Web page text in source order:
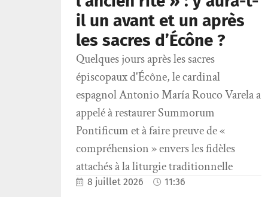
il un avant et un après
les sacres d’Écône ?
Quelques jours après les sacres
épiscopaux d'Écône, le cardinal
espagnol Antonio María Rouco Varela a
appelé à restaurer Summorum
Pontificum et à faire preuve de «
compréhension » envers les fidèles
attachés à la liturgie traditionnelle
8 juillet 2026 11:36